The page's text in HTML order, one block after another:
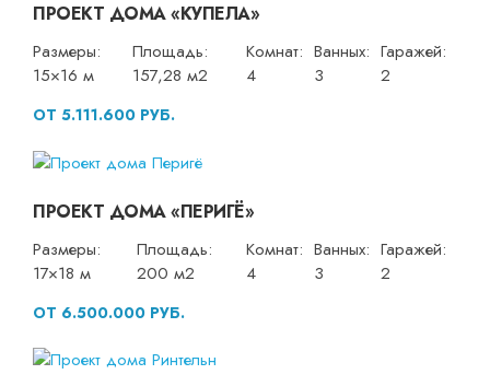
ПРОЕКТ ДОМА «КУПЕЛА»
Размеры:
15×16 м
Площадь:
157,28 м2
Комнат:
4
Ванных:
3
Гаражей:
2
ОТ 5.111.600 РУБ.
ПРОЕКТ ДОМА «ПЕРИГЁ»
Размеры:
17×18 м
Площадь:
200 м2
Комнат:
4
Ванных:
3
Гаражей:
2
ОТ 6.500.000 РУБ.